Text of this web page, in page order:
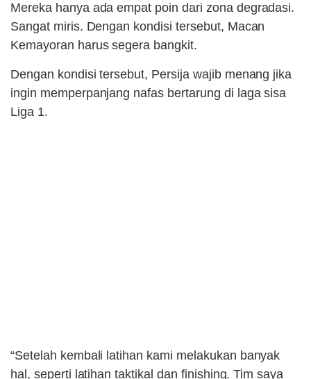
Mereka hanya ada empat poin dari zona degradasi.
Sangat miris. Dengan kondisi tersebut, Macan
Kemayoran harus segera bangkit.
Dengan kondisi tersebut, Persija wajib menang jika
ingin memperpanjang nafas bertarung di laga sisa
Liga 1.
“Setelah kembali latihan kami melakukan banyak
hal, seperti latihan taktikal dan finishing. Tim saya